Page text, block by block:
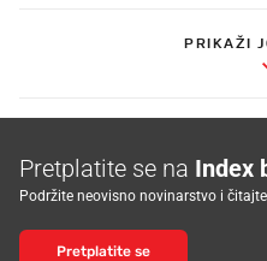
PRIKAŽI
Pretplatite se na Index
Podržite neovisno novinarstvo i
Pretplatite se